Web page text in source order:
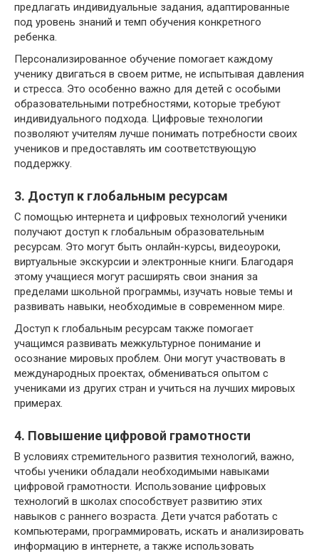
предлагать индивидуальные задания, адаптированные
под уровень знаний и темп обучения конкретного
ребенка.
Персонализированное обучение помогает каждому
ученику двигаться в своем ритме, не испытывая давления
и стресса. Это особенно важно для детей с особыми
образовательными потребностями, которые требуют
индивидуального подхода. Цифровые технологии
позволяют учителям лучше понимать потребности своих
учеников и предоставлять им соответствующую
поддержку.
3. Доступ к глобальным ресурсам
С помощью интернета и цифровых технологий ученики
получают доступ к глобальным образовательным
ресурсам. Это могут быть онлайн-курсы, видеоуроки,
виртуальные экскурсии и электронные книги. Благодаря
этому учащиеся могут расширять свои знания за
пределами школьной программы, изучать новые темы и
развивать навыки, необходимые в современном мире.
Доступ к глобальным ресурсам также помогает
учащимся развивать межкультурное понимание и
осознание мировых проблем. Они могут участвовать в
международных проектах, обмениваться опытом с
учениками из других стран и учиться на лучших мировых
примерах.
4. Повышение цифровой грамотности
В условиях стремительного развития технологий, важно,
чтобы ученики обладали необходимыми навыками
цифровой грамотности. Использование цифровых
технологий в школах способствует развитию этих
навыков с раннего возраста. Дети учатся работать с
компьютерами, программировать, искать и анализировать
информацию в интернете, а также использовать